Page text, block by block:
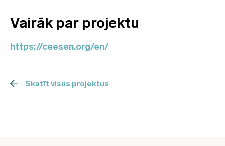
Vairāk par projektu
https://ceesen.org/en/
Skatīt visus projektus